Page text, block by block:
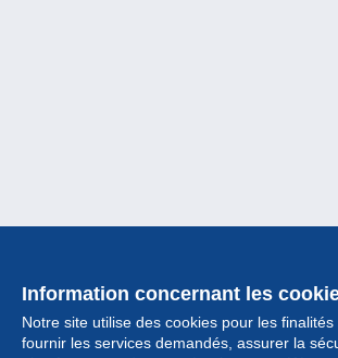
Information concernant les
Notre site utilise des cookies pour les
fournir les services demandés, assurer la